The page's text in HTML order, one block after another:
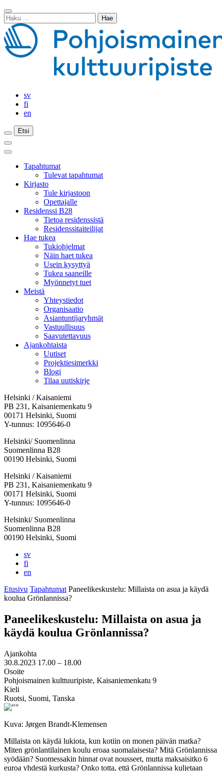
Siirry
sisältöön
Sulje
haku
Haku:
sv
fi
en
Etsi
Etsi
Etsi
Päävalikko
Sulje
päävalikkoTapahtumat
Tulevat tapahtumat
Kirjasto
Tule kirjastoon
Opettajalle
Residenssi B28
Tietoa residenssistä
Residenssitaiteilijat
Hae tukea
Tukiohjelmat
Näin haet tukea
Usein kysyttyä
Tukea saaneille
Myönnetyt tuet
Meistä
Yhteystiedot
Organisaatio
Asiantuntijaryhmät
Vastuullisuus
Saavutettavuus
Ajankohtaista
Uutiset
Projektiesimerkki
Blogi
Tilaa uutiskirje
Helsinki / Kaisaniemi
PB 231, Kaisaniemenkatu 9
00171 Helsinki, Suomi
Y-tunnus: 1095646-0
Helsinki/ Suomenlinna
Suomenlinna B28
00190 Helsinki, Suomi
Facebook:
Avataan
uuteen
välilehteen
Instagram:
Avataan
uuteen
välilehteen
TikTok:
Avataan
uuteen
välilehteen
Youtube:
Avataan
uuteen
välilehteen
Vimeo:
Avataan
uuteen
välilehteen
Helsinki / Kaisaniemi
PB 231, Kaisaniemenkatu 9
00171 Helsinki, Suomi
Y-tunnus: 1095646-0
Helsinki/ Suomenlinna
Suomenlinna B28
00190 Helsinki, Suomi
sv
fi
en
Etusivu Tapahtumat Paneelikeskustelu: Millaista on asua ja käydä
koulua Grönlannissa?
Paneelikeskustelu: Millaista on asua ja
käydä koulua Grönlannissa?
Ajankohta
30.8.2023 17.00 – 18.00
Osoite
Pohjoismainen kulttuuripiste, Kaisaniemenkatu 9
Kieli
Ruotsi, Suomi, Tanska
Kuva: Jørgen Brandt-Klemensen
Millaista on käydä lukiota, kun kotiin on monen päivän matka?
Miten grönlantilainen koulu eroaa suomalaisesta? Mitä Grönlannissa
syödään? Suomessakin hinnat ovat nousseet, mutta maksaisitko 6
euroa yhdestä kurkusta? Onko totta, että Grönlannissa kuljetaan